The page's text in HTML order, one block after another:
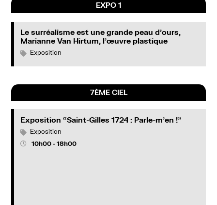
EXPO 1
Le surréalisme est une grande peau d’ours,
Marianne Van Hirtum, l’œuvre plastique
Exposition
7ÈME CIEL
Exposition “Saint-Gilles 1724 : Parle-m’en !”
Exposition
10h00 18h00